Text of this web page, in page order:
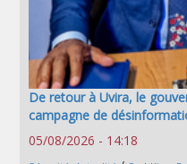
De retour à Uvira, le
campagne de
05/08/2026 - 14:18